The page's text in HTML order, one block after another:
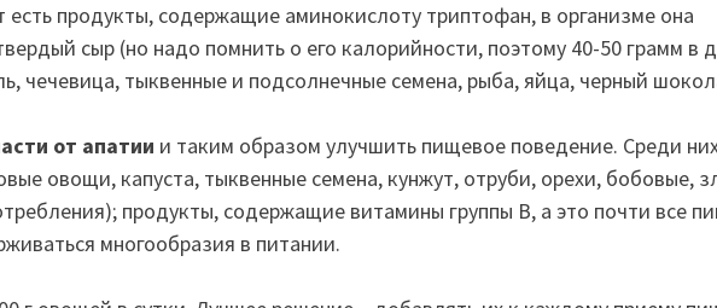
есть продукты, содержащие аминокислоту триптофан, в организме она
сыр (но надо помнить о его калорийности, поэтому 40-50 грамм в
чечевица, тыквенные и подсолнечные семена, рыба, яйца, черный
от апатии и таким образом улучшить пищевое поведение. Среди
овощи, капуста, тыквенные семена, кунжут, отруби, орехи, бобовые,
продукты, содержащие витамины группы В, а это почти все
многообразия в питании.